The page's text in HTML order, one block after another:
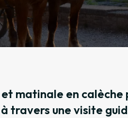
matinale en calèche
travers une visite